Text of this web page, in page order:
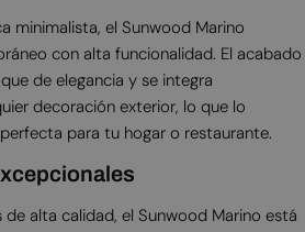
minimalista, el Sunwood Marino
con alta funcionalidad. El acabado
de elegancia y se integra
decoración exterior, lo que lo
para tu hogar o restaurante.
alta calidad, el Sunwood Marino está